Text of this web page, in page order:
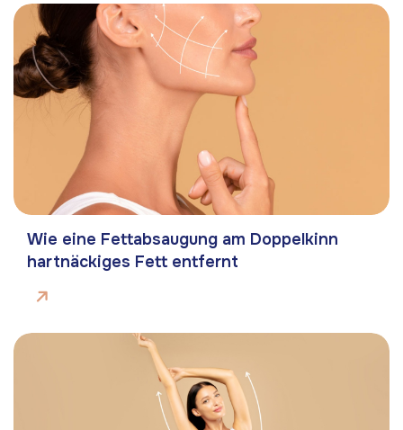
Wie eine Fettabsaugung am Doppelkinn
hartnäckiges Fett entfernt